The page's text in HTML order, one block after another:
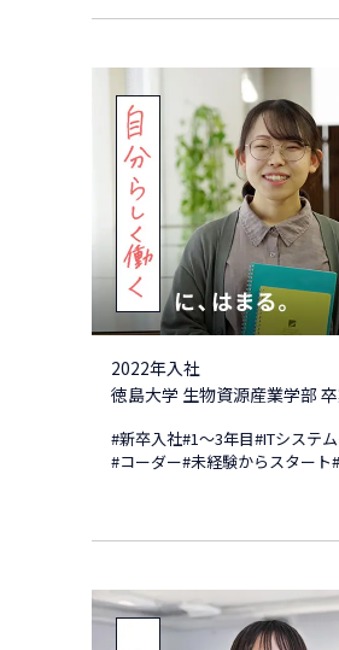
2022年入社
徳島大学 生物資源産業学部
#新卒入社#1～3年目#ITシステ
#コーダー#未経験からスタート